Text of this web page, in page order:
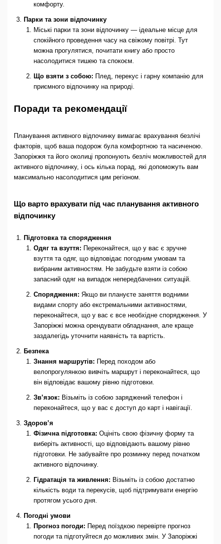
комфорту.
Парки та зони відпочинку
Міські парки та зони відпочинку — ідеальне місце для
спокійного проведення часу на свіжому повітрі. Тут
можна прогулятися, почитати книгу або просто
насолодитися тишею та спокоєм.
Що взяти з собою: Плед, перекус і гарну компанію для
приємного відпочинку на природі.
Поради та рекомендації
Планування активного відпочинку вимагає врахування безлічі
факторів, щоб ваша подорож була комфортною та насиченою.
Запоріжжя та його околиці пропонують безліч можливостей для
активного відпочинку, і ось кілька порад, які допоможуть вам
максимально насолодитися цим регіоном.
Що варто врахувати під час планування активного
відпочинку
Підготовка та спорядження
Одяг та взуття: Переконайтеся, що у вас є зручне
взуття та одяг, що відповідає погодним умовам та
вибраним активностям. Не забудьте взяти із собою
запасний одяг на випадок непередбачених ситуацій.
Спорядження: Якщо ви плануєте заняття водними
видами спорту або екстремальними активностями,
переконайтеся, що у вас є все необхідне спорядження. У
Запоріжжі можна орендувати обладнання, але краще
заздалегідь уточнити наявність та вартість.
Безпека
Знання маршрутів: Перед походом або
велопрогулянкою вивчіть маршрут і переконайтеся, що
він відповідає вашому рівню підготовки.
Зв’язок: Візьміть із собою заряджений телефон і
переконайтеся, що у вас є доступ до карт і навігації.
Здоров’я
Фізична підготовка: Оцініть свою фізичну форму та
виберіть активності, що відповідають вашому рівню
підготовки. Не забувайте про розминку перед початком
активного відпочинку.
Гідратація та живлення: Візьміть із собою достатню
кількість води та перекусів, щоб підтримувати енергію
протягом усього дня.
Погодні умови
Прогноз погоди: Перед поїздкою перевірте прогноз
погоди та підготуйтеся до можливих змін. У Запоріжжі